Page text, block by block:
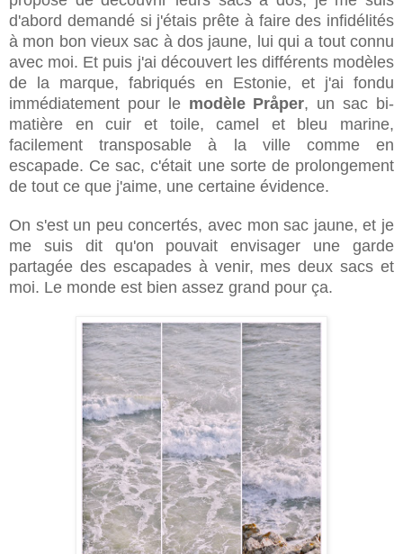
d'abord demandé si j'étais prête à faire des infidélités
à mon bon vieux sac à dos jaune, lui qui a tout connu
avec moi. Et puis j'ai découvert les différents modèles
de la marque, fabriqués en Estonie, et j'ai fondu
immédiatement pour le modèle Pråper, un sac bi-
matière en cuir et toile, camel et bleu marine,
facilement transposable à la ville comme en
escapade. Ce sac, c'était une sorte de prolongement
de tout ce que j'aime, une certaine évidence.
On s'est un peu concertés, avec mon sac jaune, et je
me suis dit qu'on pouvait envisager une garde
partagée des escapades à venir, mes deux sacs et
moi. Le monde est bien assez grand pour ça.